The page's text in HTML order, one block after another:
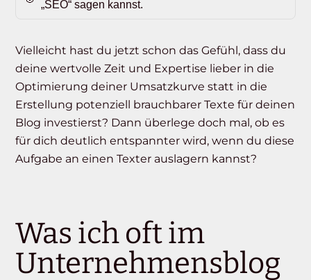
„SEO“ sagen kannst.
Vielleicht hast du jetzt schon das Gefühl, dass du
deine wertvolle Zeit und Expertise lieber in die
Optimierung deiner Umsatzkurve statt in die
Erstellung potenziell brauchbarer Texte für deinen
Blog investierst? Dann überlege doch mal, ob es
für dich deutlich entspannter wird, wenn du diese
Aufgabe an einen Texter auslagern kannst?
Was ich oft im
Unternehmensblog